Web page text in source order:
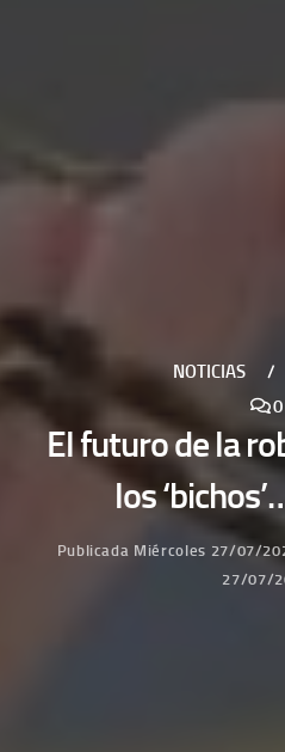
NOTICIAS /
0
El futuro de la
los
Publicada Miércoles 27/07/
27/07/